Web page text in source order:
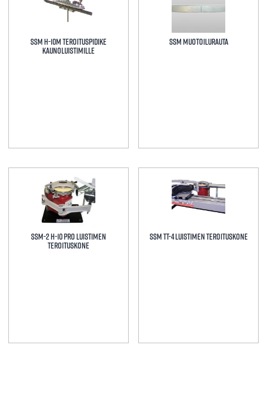
SSM H-10M TEROITUSPIDIKE
KAUNOLUISTIMILLE
SSM Muotoilurauta
tuotteella
on
useampi
muunnelma.
SSM-2 H-10 PRO LUISTIMEN
TEROITUSKONE
SSM TT-4 LUISTIMEN TEROITUSKONE